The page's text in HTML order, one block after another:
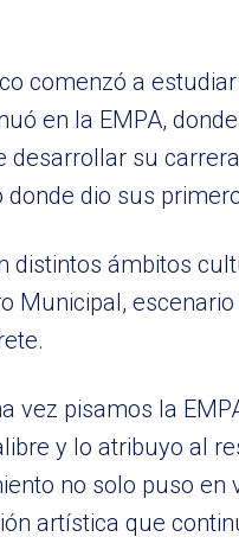
comenzó a
en la EMPA,
su
dio sus
distintos ámbitos
Municipal,
vez pisamos la
y lo atribuyo al
no solo puso
artística que